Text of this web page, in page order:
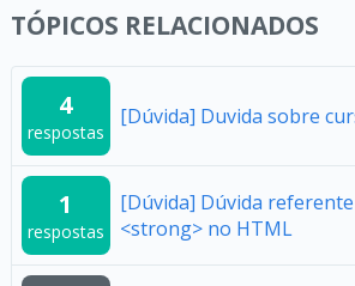
TÓPICOS RELACIONADOS
4
respostas
[Dúvida] Duvida sobre
1
respostas
[Dúvida] Dúvida
<strong> no HTML